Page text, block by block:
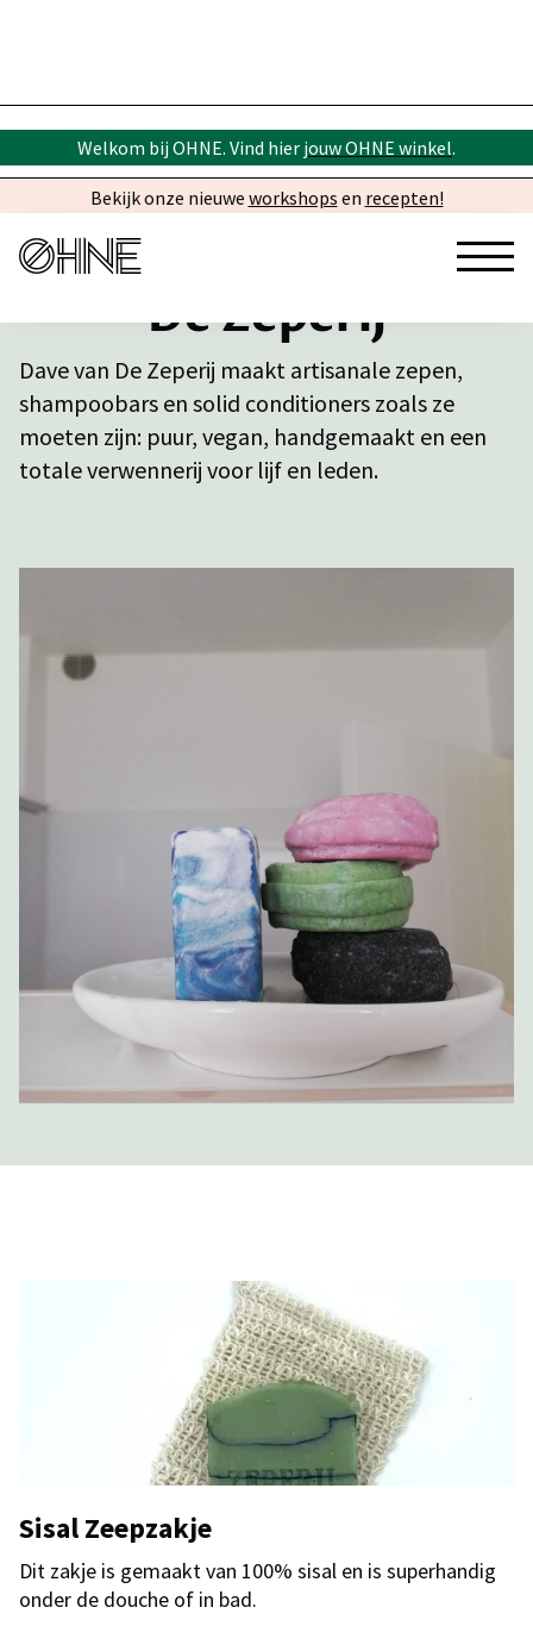
Welkom bij OHNE. Vind hier jouw OHNE winkel.
Bekijk onze nieuwe workshops en recepten!
De Zeperij
Dave van De Zeperij maakt artisanale zepen,
shampoobars en solid conditioners zoals ze
moeten zijn: puur, vegan, handgemaakt en een
totale verwennerij voor lijf en leden.
Sisal Zeepzakje
Dit zakje is gemaakt van 100% sisal en is superhandig
onder de douche of in bad.